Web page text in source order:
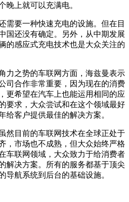
晚上就可以充满电。
要一种快速充电的设施。但在目
国还没有确定。另外，从中期发展
的感应式充电技术也是大众关注的
之势的车联网方面，海兹曼表示
司合作非常重要，因为现在的消费
更希望在汽车上也能运用相同的应
要求，大众尝试和在这个领域最好
给客户提供最佳的解决方案。
目前的车联网技术在全球正处于
，市场也不成熟，但大众始终严格
车联网领域，大众致力于给消费者
解决方案。所有的服务都基于顶尖
航系统到后台的基础设施。